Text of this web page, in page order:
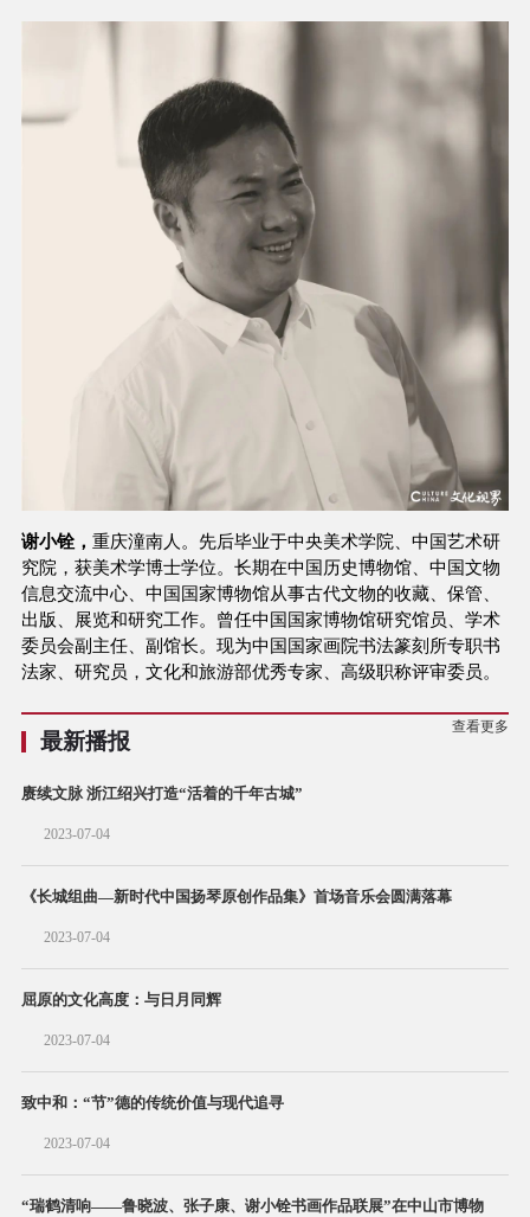
谢小铨， 重庆潼南人。先后毕业于中央美术学院、中国艺术研
究院，获美术学博士学位。长期在中国历史博物馆、中国文物
信息交流中心、中国国家博物馆从事古代文物的收藏、保管、
出版、展览和研究工作。曾任中国国家博物馆研究馆员、学术
委员会副主任、副馆长。现为中国国家画院书法篆刻所专职书
法家、研究员，文化和旅游部优秀专家、高级职称评审委员。
最新播报
查看更多
赓续文脉 浙江绍兴打造“活着的千年古城”
2023-07-04
《长城组曲—新时代中国扬琴原创作品集》首场音乐会圆满落幕
2023-07-04
屈原的文化高度：与日月同辉
2023-07-04
致中和：“节”德的传统价值与现代追寻
2023-07-04
“瑞鹤清响——鲁晓波、张子康、谢小铨书画作品联展”在中山市博物